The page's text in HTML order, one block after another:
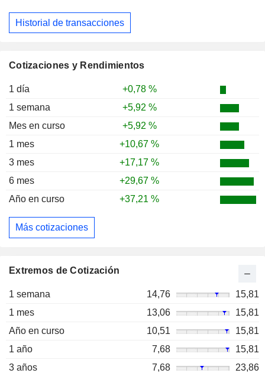
Cotizaciones y Rendimientos
1 día
+0,78 %
1 semana
+5,92 %
Mes en curso
+5,92 %
1 mes
+10,67 %
3 mes
+17,17 %
6 mes
+29,67 %
Año en curso
+37,21 %
Más cotizaciones
Extremos de Cotización
1 semana 14,76
15,81
1 mes
13,06
15,81
Año en curso
10,51
15,81
1 año
7,68
15,81
3 años
7,68
23,86
Historial de transacciones